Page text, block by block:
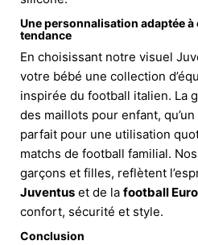
Une personnalisation adaptée à
tendance
En choisissant notre visuel
votre bébé une collection
inspirée du football italien. La
des maillots pour enfant,
parfait pour une utilisation
matchs de football familial.
garçons et filles, reflètent
Juventus et de la football
confort, sécurité et style.
Conclusion